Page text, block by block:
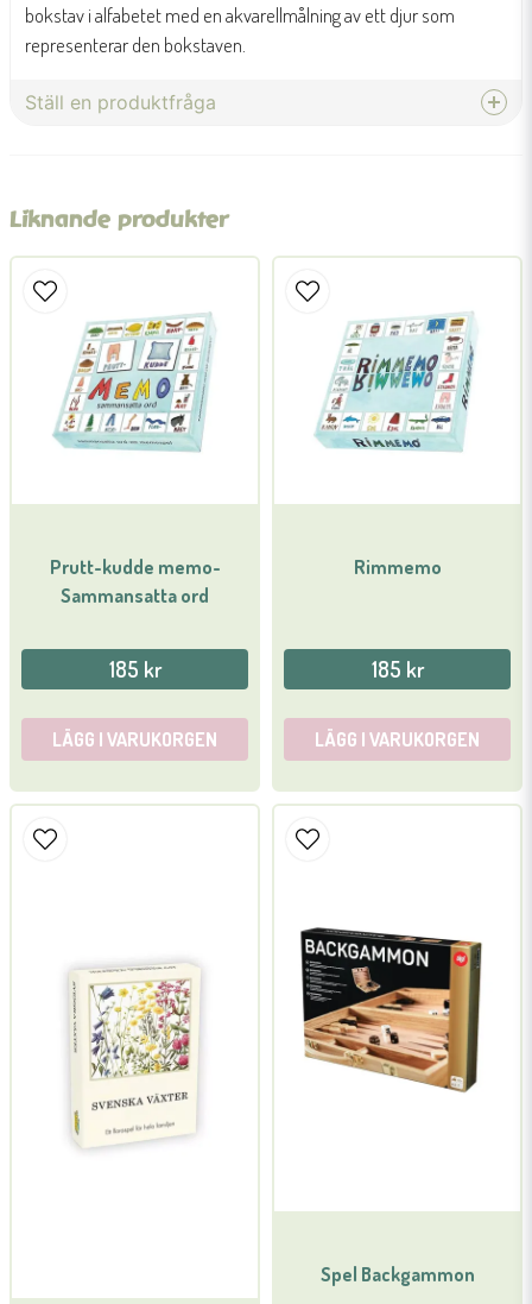
bokstav i alfabetet med en akvarellmålning av ett djur som
representerar den bokstaven.
Ställ en produktfråga
name
Namn
Mejladress
Skicka fråga
Liknande produkter
Prutt-kudde memo-
Sammansatta ord
185 kr
LÄGG I VARUKORGEN
Rimmemo
185 kr
LÄGG I VARUKORGEN
Spel Backgammon